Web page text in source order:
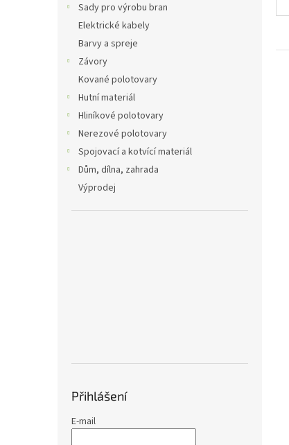
Sady pro výrobu bran
Elektrické kabely
Barvy a spreje
Závory
Kované polotovary
Hutní materiál
Hliníkové polotovary
Nerezové polotovary
Spojovací a kotvící materiál
Dům, dílna, zahrada
Výprodej
Přihlášení
E-mail